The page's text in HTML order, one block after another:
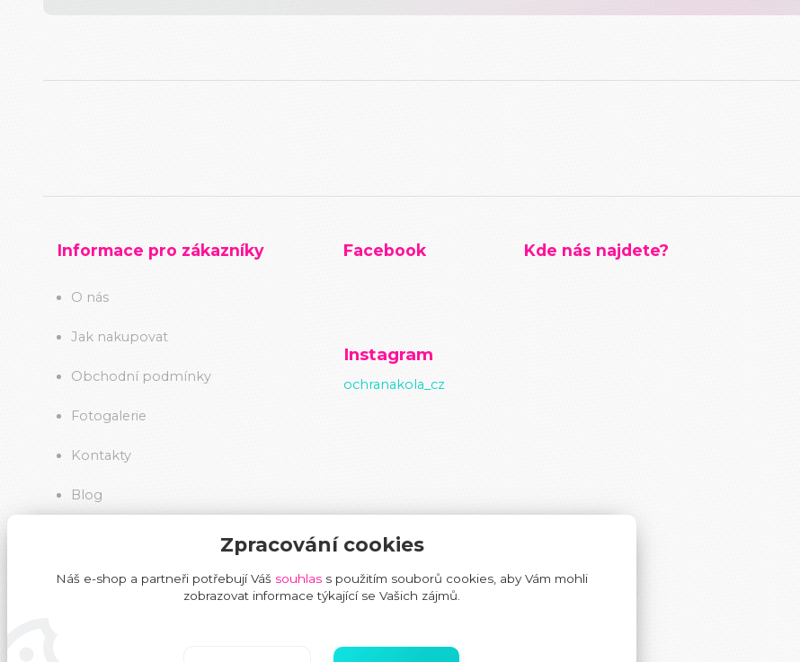
Informace pro zákazníky
O nás
Jak nakupovat
Obchodní podmínky
Fotogalerie
Kontakty
Blog
Facebook
Instagram
ochranakola_cz
Kde nás najdete?
Zpracování cookies
Náš e-shop a partneři potřebují Váš souhlas s použitím souborů cookies, aby Vám mohli
zobrazovat informace týkající se Vašich zájmů.